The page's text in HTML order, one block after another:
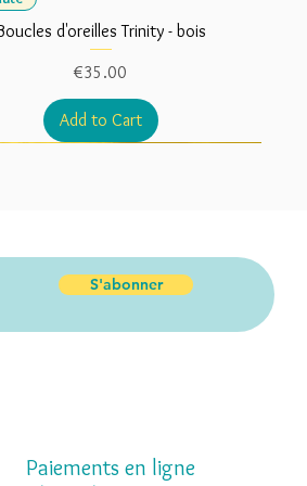
d'oreilles Trinity - bois
Price
€35.00
Add to Cart
S'abonner
Paiements en ligne